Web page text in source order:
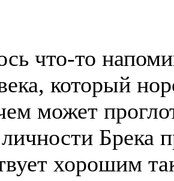
что-то
который
может
Брека
хорошим